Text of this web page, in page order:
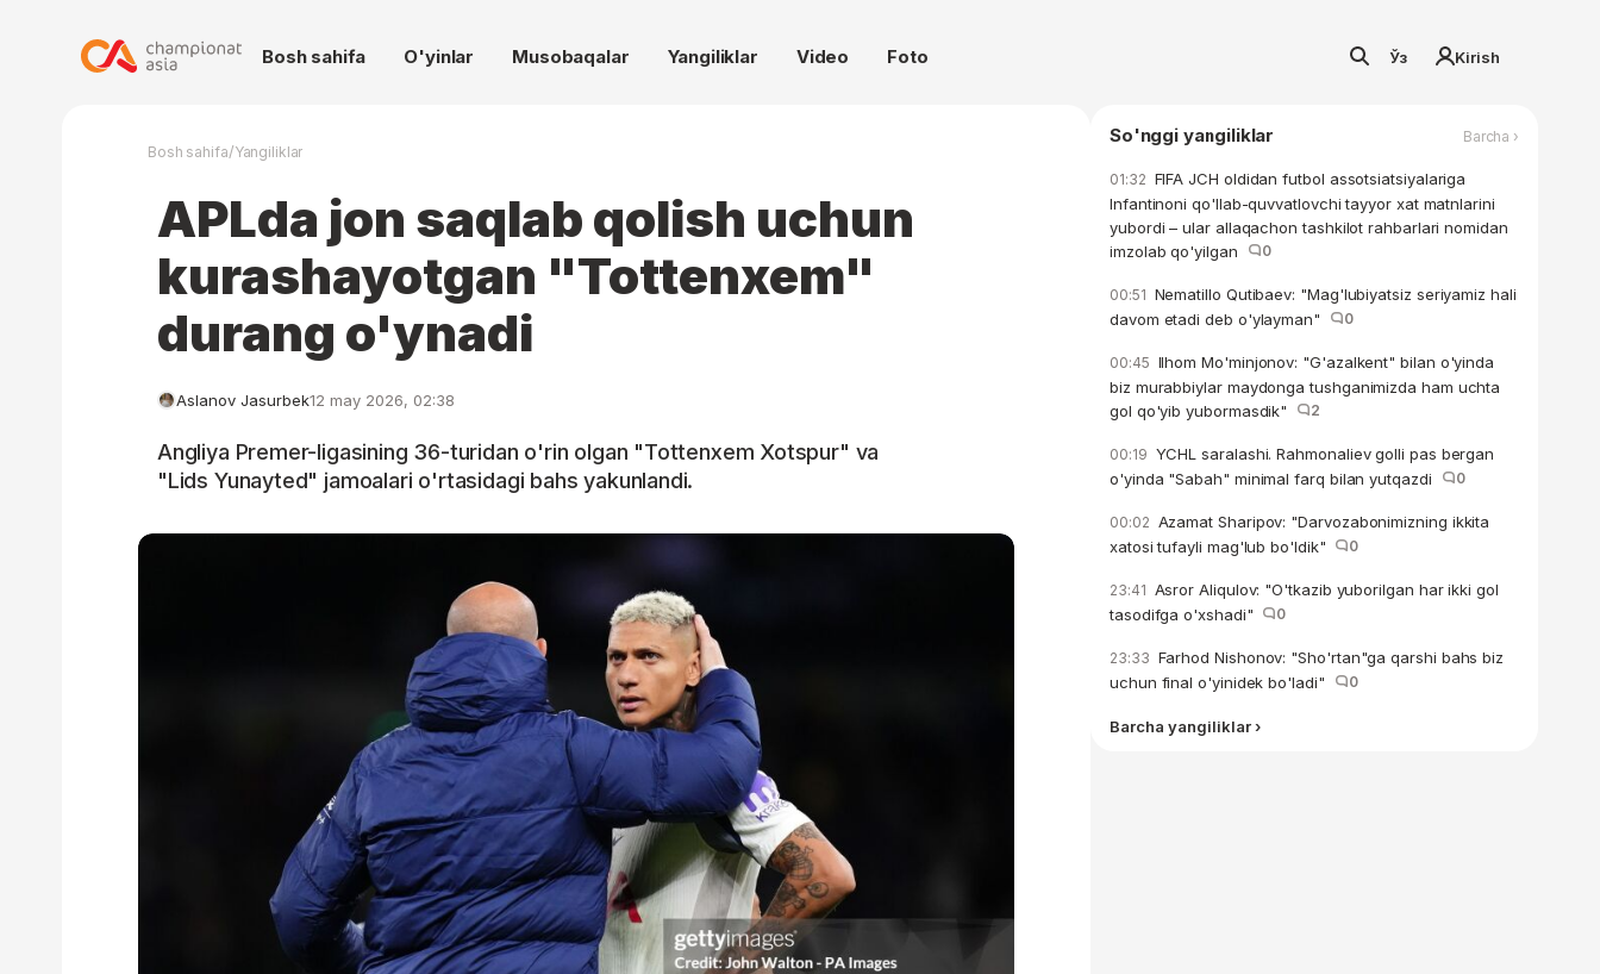
Bosh sahifa O'yinlar Musobaqalar Yangiliklar Video Foto Ўз Kirish
Bosh sahifa/Yangiliklar
APLda jon saqlab qolish uchun
kurashayotgan "Tottenxem"
durang o'ynadi
Aslanov Jasurbek12 may 2026, 02:38
Angliya Premer-ligasining 36-turidan o'rin olgan "Tottenxem Xotspur" va
"Lids Yunayted" jamoalari o'rtasidagi bahs yakunlandi.
So'nggi yangiliklar Barcha ›
01:32 FIFA JCH oldidan futbol assotsiatsiyalariga
Infantinoni qo'llab-quvvatlovchi tayyor xat matnlarini
yubordi – ular allaqachon tashkilot rahbarlari nomidan
imzolab qo'yilgan
0
00:51 Nematillo Qutibaev: "Mag'lubiyatsiz seriyamiz hali
davom etadi deb o'ylayman"
0
00:45 Ilhom Mo'minjonov: "G'azalkent" bilan o'yinda
biz murabbiylar maydonga tushganimizda ham uchta
gol qo'yib yubormasdik"
2
00:19 YCHL saralashi. Rahmonaliev golli pas bergan
o'yinda "Sabah" minimal farq bilan yutqazdi
0
00:02 Azamat Sharipov: "Darvozabonimizning ikkita
xatosi tufayli mag'lub bo'ldik"
0
23:41 Asror Aliqulov: "O'tkazib yuborilgan har ikki gol
tasodifga o'xshadi"
0
23:33 Farhod Nishonov: "Sho'rtan"ga qarshi bahs biz
uchun final o'yinidek bo'ladi"
0
Barcha yangiliklar ›